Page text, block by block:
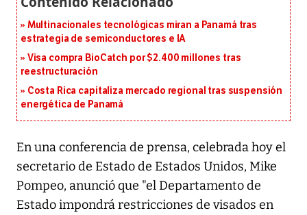
Multinacionales tecnológicas miran a Panamá tras
estrategia de semiconductores e IA
Visa compra BioCatch por $2.400 millones tras
reestructuración
Costa Rica capitaliza mercado regional tras suspensión
energética de Panamá
En una conferencia de prensa, celebrada hoy el
secretario de Estado de Estados Unidos, Mike
Pompeo, anunció que "el Departamento de
Estado impondrá restricciones de visados en